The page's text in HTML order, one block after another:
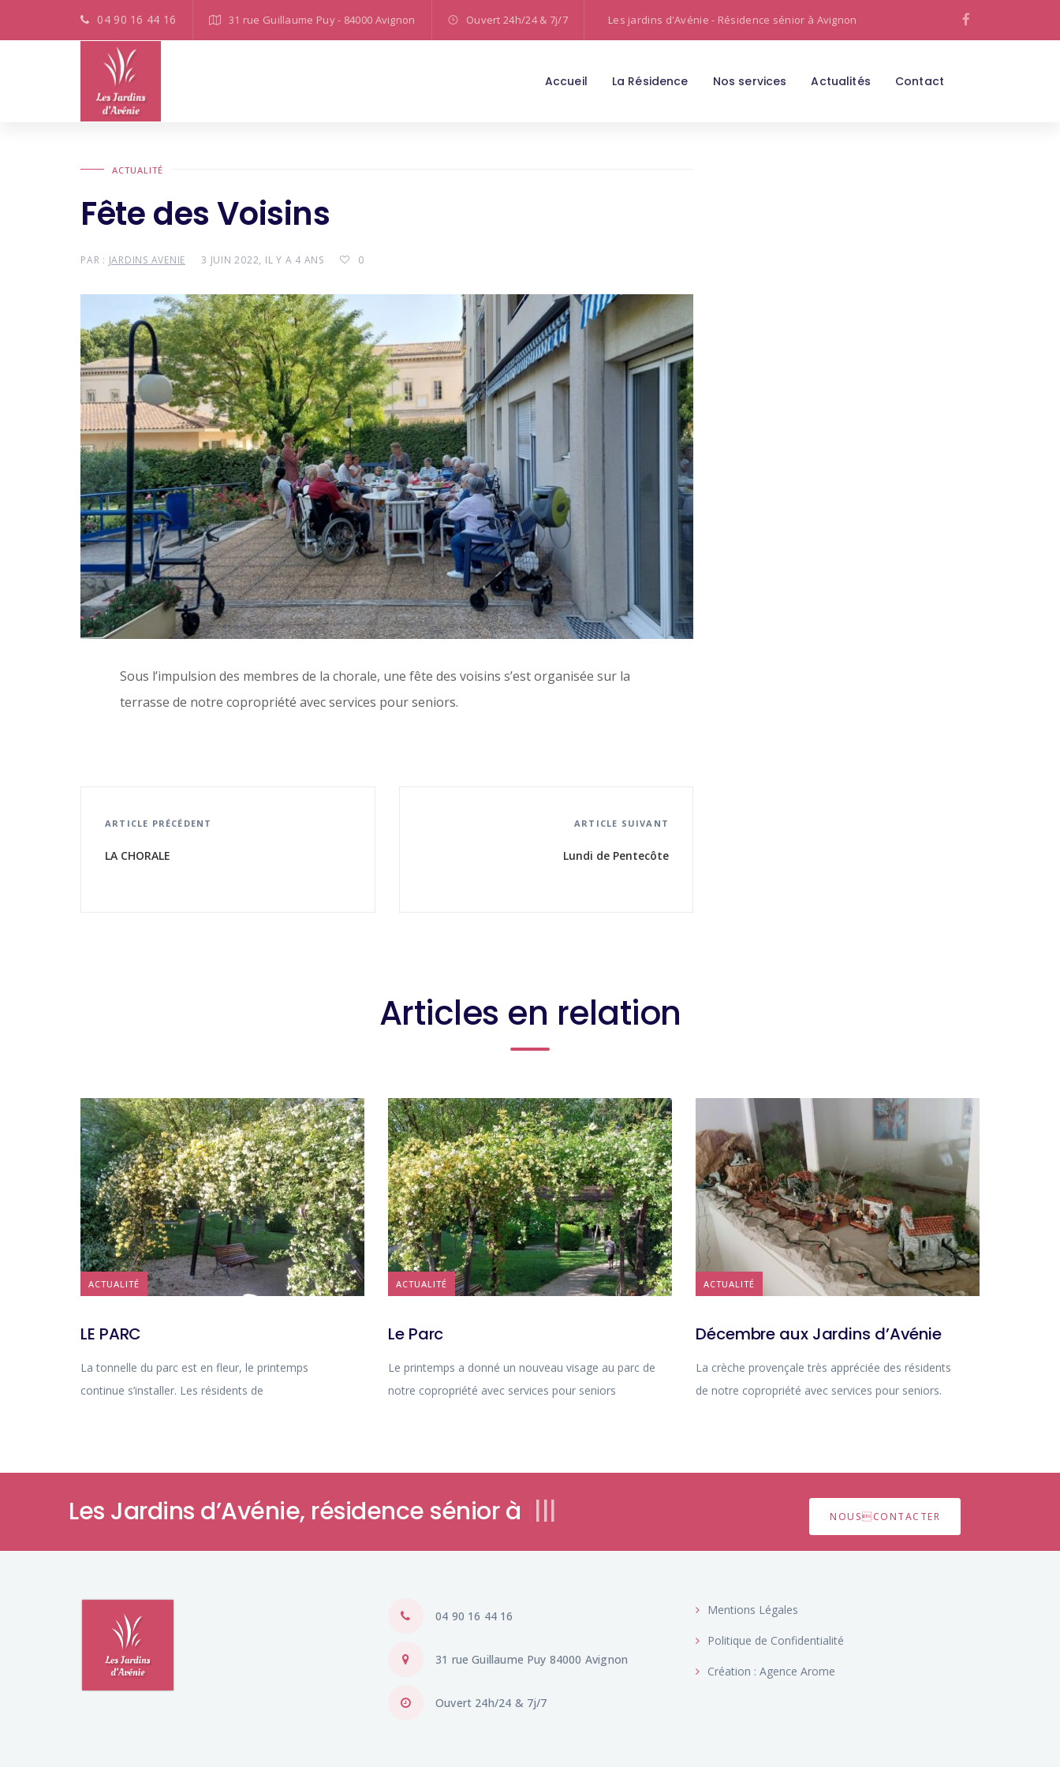
04 90 16 44 16 31 rue Guillaume Puy - 84000 Avignon Ouvert 24h/24 & 7j/7 Les jardins d'Avénie - Résidence sénior à Avignon
Accueil La Résidence Nos services Actualités Contact
ACTUALITÉ
Fête des Voisins
PAR : JARDINS AVENIE 3 JUIN 2022, IL Y A 4 ANS 0
Sous l’impulsion des membres de la chorale, une fête des voisins s’est organisée sur la
terrasse de notre copropriété avec services pour seniors.
ARTICLE PRÉCÉDENT
LA CHORALE
ARTICLE SUIVANT
Lundi de Pentecôte
Articles en relation
ACTUALITÉ
LE PARC
La tonnelle du parc est en fleur, le printemps
continue s’installer. Les résidents de
ACTUALITÉ
Le Parc
Le printemps a donné un nouveau visage au parc de
notre copropriété avec services pour seniors
ACTUALITÉ
Décembre aux Jardins d’Avénie
La crèche provençale très appréciée des résidents
de notre copropriété avec services pour seniors.
Les Jardins d’Avénie, résidence séni|||| NOUSCONTACTER
04 90 16 44 16
31 rue Guillaume Puy 84000 Avignon
Ouvert 24h/24 & 7j/7
Mentions Légales
Politique de Confidentialité
Création : Agence Arome